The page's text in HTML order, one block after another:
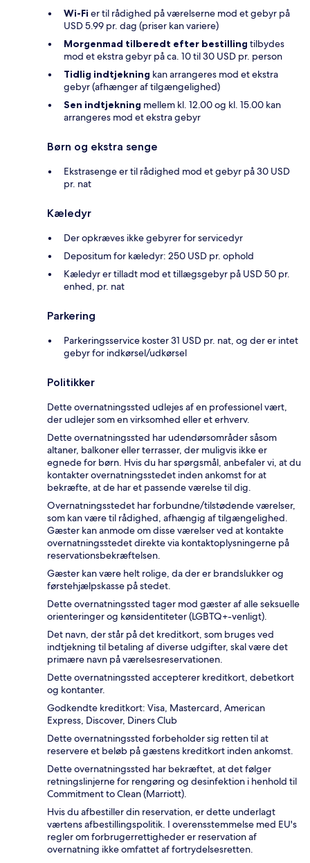
Wi-Fi er til rådighed på værelserne mod et gebyr på
USD 5.99 pr. dag (priser kan variere)
Morgenmad tilberedt efter bestilling tilbydes
mod et ekstra gebyr på ca. 10 til 30 USD pr. person
Tidlig indtjekning kan arrangeres mod et ekstra
gebyr (afhænger af tilgængelighed)
Sen indtjekning mellem kl. 12.00 og kl. 15.00 kan
arrangeres mod et ekstra gebyr
Børn og ekstra senge
Ekstrasenge er til rådighed mod et gebyr på 30 USD
pr. nat
Kæledyr
Der opkræves ikke gebyrer for servicedyr
Depositum for kæledyr: 250 USD pr. ophold
Kæledyr er tilladt mod et tillægsgebyr på USD 50 pr.
enhed, pr. nat
Parkering
Parkeringsservice koster 31 USD pr. nat, og der er intet
gebyr for indkørsel/udkørsel
Politikker
Dette overnatningssted udlejes af en professionel vært,
der udlejer som en virksomhed eller et erhverv.
Dette overnatningssted har udendørsområder såsom
altaner, balkoner eller terrasser, der muligvis ikke er
egnede for børn. Hvis du har spørgsmål, anbefaler vi, at du
kontakter overnatningsstedet inden ankomst for at
bekræfte, at de har et passende værelse til dig.
Overnatningsstedet har forbundne/tilstødende værelser,
som kan være til rådighed, afhængig af tilgængelighed.
Gæster kan anmode om disse værelser ved at kontakte
overnatningsstedet direkte via kontaktoplysningerne på
reservationsbekræftelsen.
Gæster kan være helt rolige, da der er brandslukker og
førstehjælpskasse på stedet.
Dette overnatningssted tager mod gæster af alle seksuelle
orienteringer og kønsidentiteter (LGBTQ+-venligt).
Det navn, der står på det kreditkort, som bruges ved
indtjekning til betaling af diverse udgifter, skal være det
primære navn på værelsesreservationen.
Dette overnatningssted accepterer kreditkort, debetkort
og kontanter.
Godkendte kreditkort: Visa, Mastercard, American
Express, Discover, Diners Club
Dette overnatningssted forbeholder sig retten til at
reservere et beløb på gæstens kreditkort inden ankomst.
Dette overnatningssted har bekræftet, at det følger
retningslinjerne for rengøring og desinfektion i henhold til
Commitment to Clean (Marriott).
Hvis du afbestiller din reservation, er dette underlagt
værtens afbestillingspolitik. I overensstemmelse med EU's
regler om forbrugerrettigheder er reservation af
overnatning ikke omfattet af fortrydelsesretten.